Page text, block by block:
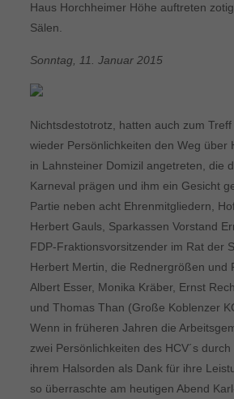
Haus Horchheimer Höhe auftreten
Sälen.
Sonntag, 11. Januar 2015
Nichtsdestotrotz, hatten auch zum
wieder Persönlichkeiten den Weg über
in Lahnsteiner Domizil angetreten, die
Karneval prägen und ihm ein Gesicht
Partie neben acht Ehrenmitgliedern,
Herbert Gauls, Sparkassen Vorstand
FDP-Fraktionsvorsitzender im Rat der
Herbert Mertin, die Rednergrößen und
Albert Esser, Monika Kräber, Ernst
und Thomas Than (Große Koblenzer
Wenn in früheren Jahren die
zwei Persönlichkeiten des HCV´s
ihrem Halsorden als Dank für ihre
so überraschte am heutigen Abend